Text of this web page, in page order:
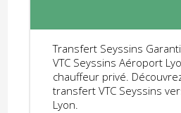
Transfert Seyssins
VTC Seyssins Aéroport
chauffeur privé.
transfert VTC Seyssins
Lyon.